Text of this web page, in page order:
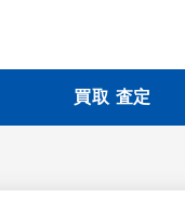
買取 査定